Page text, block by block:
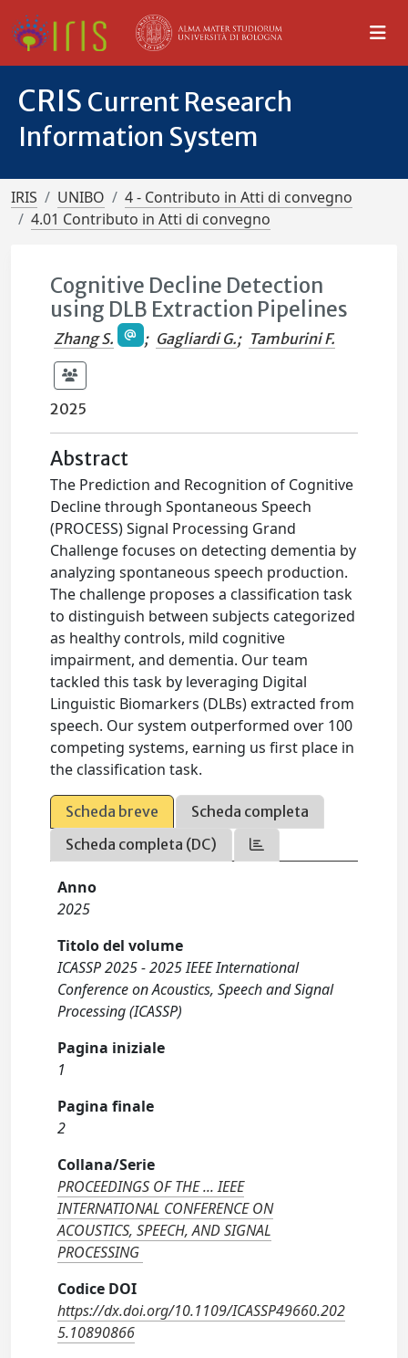
CRIS Current Research
Information System
IRIS UNIBO
4 - Contributo in Atti di convegno
4.01 Contributo in Atti di convegno
Cognitive Decline Detection
using DLB Extraction Pipelines
Zhang S. ; Gagliardi G.; Tamburini F.
2025
Abstract
The Prediction and Recognition of Cognitive
Decline through Spontaneous Speech
(PROCESS) Signal Processing Grand
Challenge focuses on detecting dementia by
analyzing spontaneous speech production.
The challenge proposes a classification task
to distinguish between subjects categorized
as healthy controls, mild cognitive
impairment, and dementia. Our team
tackled this task by leveraging Digital
Linguistic Biomarkers (DLBs) extracted from
speech. Our system outperformed over 100
competing systems, earning us first place in
the classification task.
Scheda breve
Scheda completa
Scheda completa (DC)
Anno
2025
Titolo del volume
ICASSP 2025 - 2025 IEEE International
Conference on Acoustics, Speech and Signal
Processing (ICASSP)
Pagina iniziale
1
Pagina finale
2
Collana/Serie
PROCEEDINGS OF THE ... IEEE
INTERNATIONAL CONFERENCE ON
ACOUSTICS, SPEECH, AND SIGNAL
PROCESSING
Codice DOI
https://dx.doi.org/10.1109/ICASSP49660.202
5.10890866